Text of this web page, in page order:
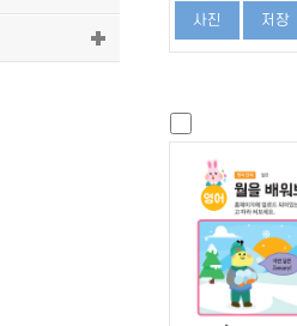
사진 저장